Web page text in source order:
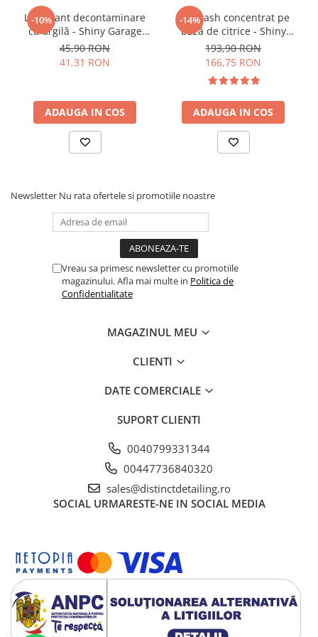
-10%
Lubrifiant decontaminare
cu argilă - Shiny Garage
Smooth Clay Lube (500ml)
45,90 RON
41,31 RON
ADAUGA IN COS
-14%
Pre-wash concentrat pe
bază de citrice - Shiny
Garage Citrus Infused TFR
(5L)
193,90 RON
166,75 RON
ADAUGA IN COS
Newsletter Nu rata ofertele si promotiile noastre
Vreau sa primesc newsletter cu promotiile
magazinului. Afla mai multe in Politica de
Confidentialitate
MAGAZINUL MEU
CLIENTI
DATE COMERCIALE
SUPORT CLIENTI
0040799331344
00447736840320
sales@distinctdetailing.ro
SOCIAL URMARESTE-NE IN SOCIAL MEDIA